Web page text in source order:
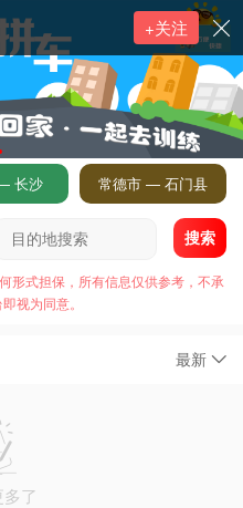
长沙 常德市 — 石门县
搜索
形式担保，所有信息仅供参考，不承
视为同意。
最新
了
+关注